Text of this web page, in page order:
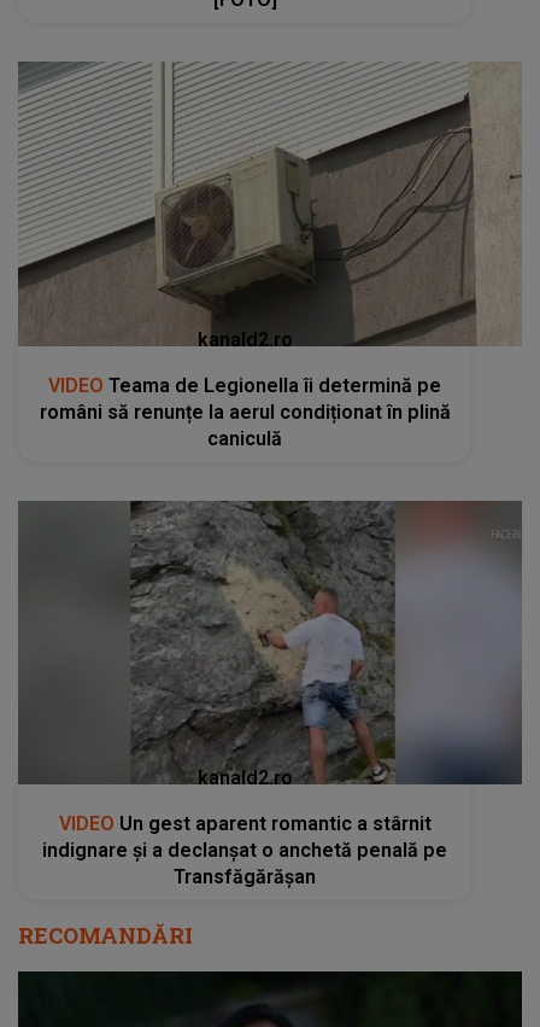
kanald2.ro
VIDEO Teama de Legionella îi determină pe
români să renunțe la aerul condiționat în plină
caniculă
kanald2.ro
VIDEO Un gest aparent romantic a stârnit
indignare și a declanșat o anchetă penală pe
Transfăgărășan
RECOMANDĂRI